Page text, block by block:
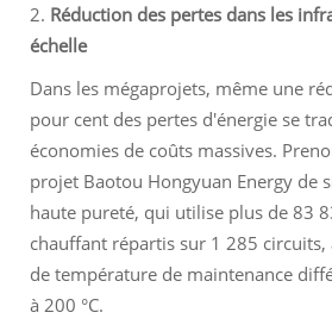
2. Réduction des pertes dans les
échelle
Dans les mégaprojets, même une
pour cent des pertes d'énergie se
économies de coûts massives.
projet Baotou Hongyuan Energy de
haute pureté, qui utilise plus de 83
chauffant répartis sur 1 285 circuits,
de température de maintenance
à 200 °C.